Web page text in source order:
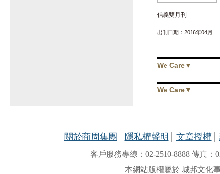
信義雙月刊
出刊日期：2016年04月
We Care▼
We Care▼
關於商周集團 隱私權聲明 文章授權
客戶服務專線：02-2510-8888 傳真：
本網站版權屬於 城邦文化